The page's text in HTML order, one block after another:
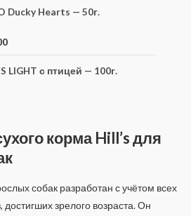
Ducky Hearts — 50г.
LIGHT с птицей — 100г.
корма Hill’s для
собак разработан с учётом всех
зрелого возраста. Он